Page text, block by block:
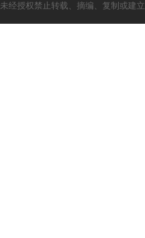
未经授权禁止转载、摘编、复制或建